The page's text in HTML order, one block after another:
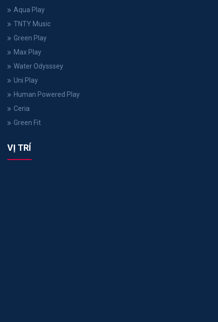
Aqua Play
TNTY Music
Green Play
Max Play
Water Odysssey
Uni Play
Human Powered Play
Ceria
Green Fit
VỊ TRÍ